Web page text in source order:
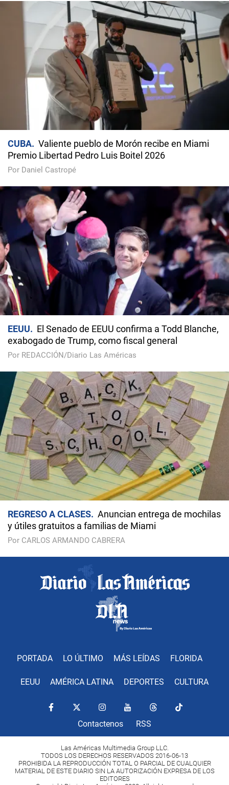
CUBA
Valiente pueblo de Morón recibe en Miami
Premio Libertad Pedro Luis Boitel 2026
Por Daniel Castropé
EEUU
El Senado de EEUU confirma a Todd Blanche,
exabogado de Trump, como fiscal general
Por REDACCIÓN/Diario Las Américas
REGRESO A CLASES
Anuncian entrega de mochilas
y útiles gratuitos a familias de Miami
Por CARLOS ARMANDO CABRERA
PORTADA LO ÚLTIMO MÁS LEÍDAS FLORIDA
EEUU AMÉRICA LATINA DEPORTES CULTURA
Contactenos RSS
Las Américas Multimedia Group LLC.
TODOS LOS DERECHOS RESERVADOS 2016-06-13
PROHIBIDA LA REPRODUCCIÓN TOTAL O PARCIAL DE CUALQUIER
MATERIAL DE ESTE DIARIO SIN LA AUTORIZACIÓN EXPRESA DE LOS
EDITORES